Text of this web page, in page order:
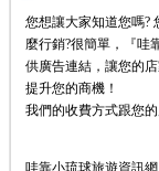
您想讓大家知道您嗎?
麼行銷?很簡單，『哇
供廣告連結，讓您的
提升您的商機！
我們的收費方式跟您
哇靠小琉球旅遊資訊網